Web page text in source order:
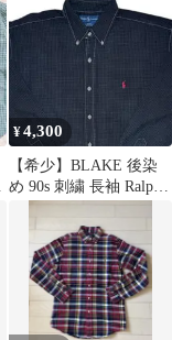
¥4,300
【希少】BLAKE 後染
め 90s 刺繍 長袖 Ralph
Lauren XL